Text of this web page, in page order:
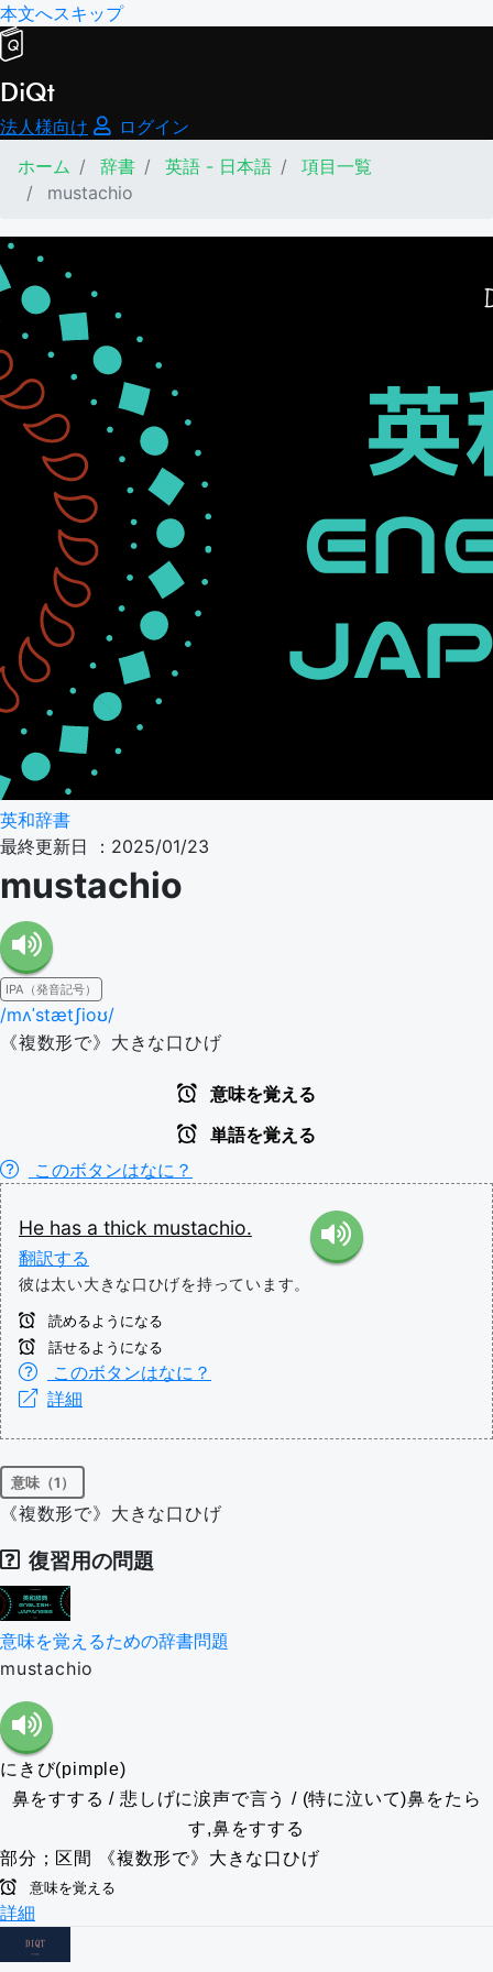
本文へスキップ
DiQt
法人様向け
ログイン
ホーム
辞書 英語 - 日本語
項目一覧
mustachio
英和辞書
最終更新日 ：2025/01/23
mustachio
IPA（発音記号）
/mʌˈstætʃioʊ/
《複数形で》大きな口ひげ
意味を覚える
単語を覚える
このボタンはなに？
He has a thick mustachio.
翻訳する
彼は太い大きな口ひげを持っています。
読めるようになる
話せるようになる
このボタンはなに？
詳細
意味（1）
《複数形で》大きな口ひげ
復習用の問題
意味を覚えるための辞書問題
mustachio
にきび(pimple)
鼻をすする / 悲しげに涙声で言う / (特に泣いて)鼻をたら
す,鼻をすする
部分；区間
《複数形で》大きな口ひげ
意味を覚える
詳細